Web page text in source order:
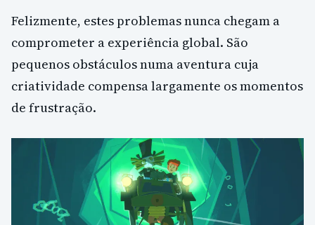
Felizmente, estes problemas nunca chegam a
comprometer a experiência global. São
pequenos obstáculos numa aventura cuja
criatividade compensa largamente os momentos
de frustração.